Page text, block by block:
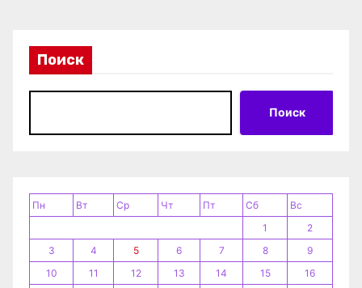
п
о
а
и
с
Поиск
Поиск
Пн Вт Ср Чт Пт Сб
Вс
1
2
3
4 5 6 7 8
9
10
11 12 13 14 15
16